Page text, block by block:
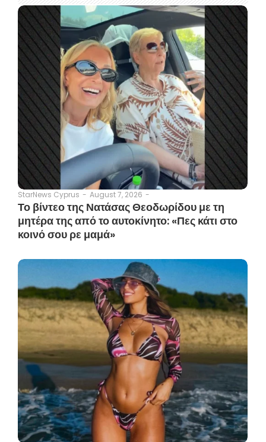
StarNews Cyprus - August 7, 2026 -
Το βίντεο της Νατάσας Θεοδωρίδου με τη
μητέρα της από το αυτοκίνητο: «Πες κάτι στο
κοινό σου ρε μαμά»